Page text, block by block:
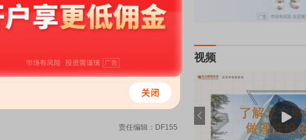
司的金融企业国民待遇。”南华期货总经
主板、新三板还是境外上市，对期货公
定>>
责任编辑：DF155
视频